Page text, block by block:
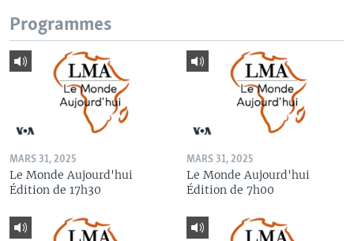
Programmes
MARS 31, 2025
Le Monde Aujourd'hui
Édition de 17h30
MARS 31, 2025
Le Monde Aujourd'hui
Édition de 7h00